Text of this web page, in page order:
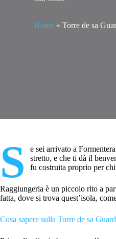
Home »Torre de sa
S e sei arrivato a
stretto, e che ti dà il
fu costruita proprio per
Raggiungerla è un piccolo rito a
fatta, dove si trova quest’isola,
Cosa sapere sulla Torre de sa